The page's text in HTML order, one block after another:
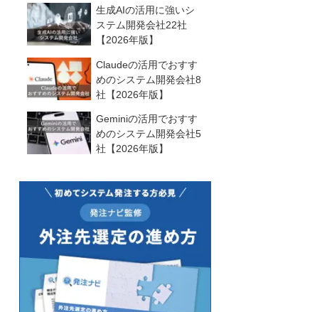
生成AIの活用に強いシ
ステム開発会社22社
【2026年版】
Claudeの活用でおすす
めのシステム開発会社8
社【2026年版】
Geminiの活用でおすす
めのシステム開発会社5
社【2026年版】